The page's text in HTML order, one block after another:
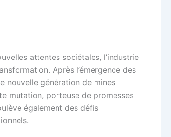
attentes sociétales, l’industrie
Après l’émergence des
nouvelle génération de mines
mutation, porteuse de promesses
également des défis